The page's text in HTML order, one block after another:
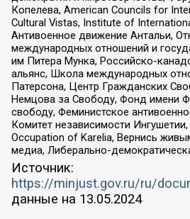
Копелева, American Councils for
Cultural Vistas, Institute of
Антивоенное движение Антальи,
международных отношений и
им Питера Мунка, Российско-
альянс, Школа международных
Патерсона, Центр Гражданских
Немцова за Свободу, Фонд имени
свободу, Феминистское
Комитет независимости
Occupation of Karelia, Вернись
медиа, Либерально-
Источник:
https://minjust.gov.ru/ru/
данные на 13.05.2024